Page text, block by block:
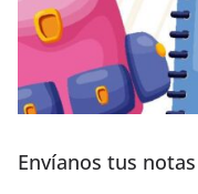
Envíanos tus notas